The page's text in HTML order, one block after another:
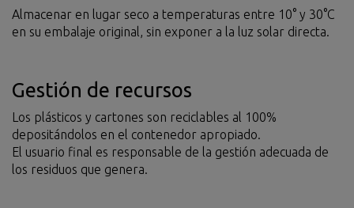
Almacenar en lugar seco a temperaturas entre 10° y 30°C
en su embalaje original, sin exponer a la luz solar directa.
Gestión de recursos
Los plásticos y cartones son reciclables al 100%
depositándolos en el contenedor apropiado.
El usuario final es responsable de la gestión adecuada de
los residuos que genera.